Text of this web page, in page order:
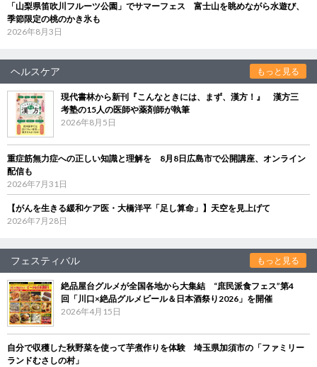
「山梨県笛吹川フルーツ公園」でサマーフェス 富士山を眺めながら水遊び、
季節限定の桃のかき氷も
2026年8月3日
ヘルスケア もっと見る
現代書林から新刊『こんなときには、まず、漢方！』 漢方三
考塾の15人の医師や薬剤師が執筆
2026年8月5日
重症筋無力症への正しい知識と理解を 8月8日広島市で公開講座、オンライン
配信も
2026年7月31日
【がんを生きる緩和ケア医・大橋洋平「足し算命」】天空を見上げて
2026年7月28日
フェスティバル もっと見る
絶品屋台グルメが全国各地から大集結 “庶民派食フェス”第4
回「川口×絶品グルメビール＆日本酒祭り2026」を開催
2026年4月15日
自分で収穫した秋野菜を使って芋煮作りを体験 埼玉県加須市の「ファミリー
ランドむさしの村」